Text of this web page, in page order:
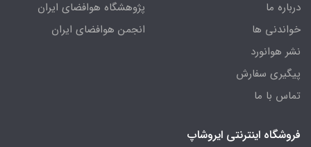
درباره ما
خواندنی ها
نشر هوانورد
پیگیری سفارش
تماس با ما
پژوهشگاه هوافضای ایران
انجمن هوافضای ایران
فروشگاه اینترنتی ایروشاپ